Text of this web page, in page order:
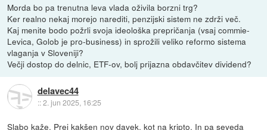
Morda bo pa trenutna leva vlada oživila borzni trg?
Ker realno nekaj morejo narediti, penzijski sistem ne zdrži več.
Kaj menite bodo požrli svoja ideološka prepričanja (vsaj commie-
Levica, Golob je pro-business) in sprožili veliko reformo sistema
vlaganja v Sloveniji?
Večji dostop do delnic, ETF-ov, bolj prijazna obdavčitev dividend?
delavec44
::2. jun 2025, 16:25
Slabo kaže. Prej kakšen nov davek, kot na kripto. In pa seveda